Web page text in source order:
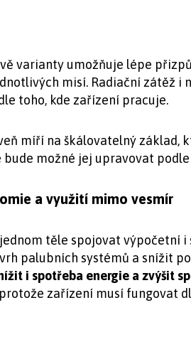
varianty umožňuje lépe
misí. Radiační zátěž i
toho, kde zařízení pracuje.
míří na škálovatelný základ,
bude možné jej upravovat
a využití mimo vesmír
těle spojovat výpočetní i
palubních systémů a snížit
i spotřeba energie a zvýšit
zařízení musí fungovat